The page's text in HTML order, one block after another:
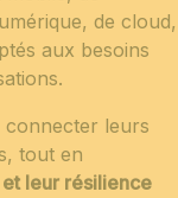
de cloud,
aux besoins
connecter leurs
tout en
leur résilience